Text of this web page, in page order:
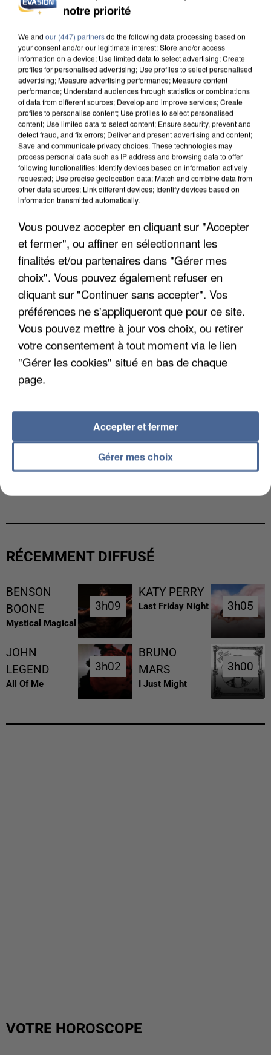
INCENDIES : L’ÎLE-DE-FRANCE LANCE UN ÉLAN
APRÈS TOUTES CES CANICULES, LES REFUGES
DE FAUNE SAUVAGE SONT...
MAFIA INTERPELLÉ EN ALGÉRIE
RÉCEMMENT DIFFUSÉ
BENSON
BOONE
Mystical Magical
3h09
3h09
KATY PERRY
Last Friday Night 3h05
3h05
JOHN
LEGEND
All Of Me
3h02
3h02
BRUNO
MARS
I Just Might
3h00
3h00
VOTRE HOROSCOPE
notre priorité
We and our (447) partnersdo the following data processing based on
your consent and/or our legitimate interest: Store and/or access
information on a device; Use limited data to select advertising; Create
profiles for personalised advertising; Use profiles to select personalised
advertising; Measure advertising performance; Measure content
performance; Understand audiences through statistics or combinations
of data from different sources; Develop and improve services; Create
profiles to personalise content; Use profiles to select personalised
content; Use limited data to select content; Ensure security, prevent and
detect fraud, and fix errors; Deliver and present advertising and content;
Save and communicate privacy choices. These technologies may
process personal data such as IP address and browsing data to offer
following functionalities: Identify devices based on information actively
requested; Use precise geolocation data; Match and combine data from
other data sources; Link different devices; Identify devices based on
information transmitted automatically.
Vous pouvez accepter en cliquant sur "Accepter
et fermer", ou affiner en sélectionnant les
finalités et/ou partenaires dans "Gérer mes
choix". Vous pouvez également refuser en
cliquant sur "Continuer sans accepter". Vos
préférences ne s'appliqueront que pour ce site.
Vous pouvez mettre à jour vos choix, ou retirer
votre consentement à tout moment via le lien
"Gérer les cookies" situé en bas de chaque
page.
Gérer mes choix
Accepter et fermer